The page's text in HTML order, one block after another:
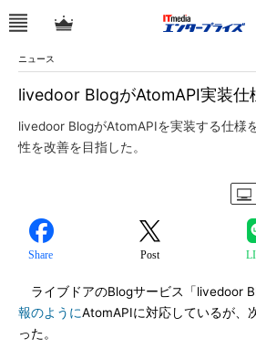
ニュース
livedoor BlogがAtomAPI実装仕
livedoor BlogがAtomAPIを実装する仕様
性を改善を目指した。
Share Post
ライブドアのBlogサービス「livedoor
報のようにAtomAPIに対応しているが、
った。